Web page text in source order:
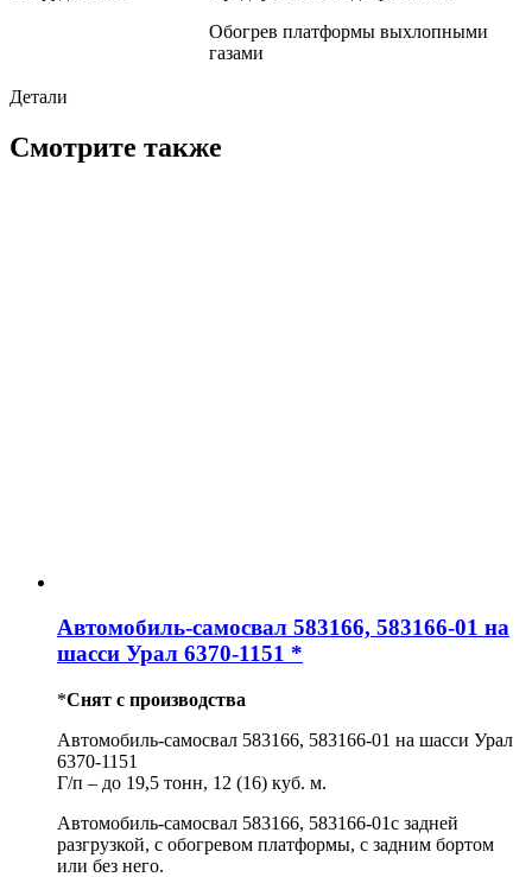
Обогрев платформы выхлопными
газами
Детали
Смотрите также
Автомобиль-самосвал 583166, 583166-01 на
шасси Урал 6370-1151 *
*Снят с производства
Автомобиль-самосвал 583166, 583166-01 на шасси Урал
6370-1151
Г/п – до 19,5 тонн, 12 (16) куб. м.
Автомобиль-самосвал 583166, 583166-01с задней
разгрузкой, с обогревом платформы, с задним бортом
или без него.